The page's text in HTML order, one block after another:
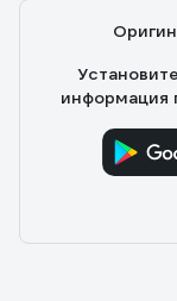
информация